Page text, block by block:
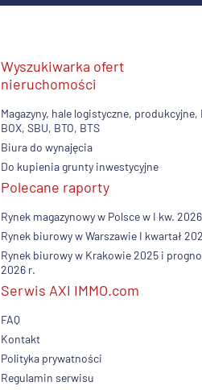
Wyszukiwarka ofert
nieruchomości
Magazyny, hale logistyczne, produkcyjne,
BOX, SBU, BTO, BTS
Biura do wynajęcia
Do kupienia grunty inwestycyjne
Polecane raporty
Rynek magazynowy w Polsce w I kw.
Rynek biurowy w Warszawie I kwartał
Rynek biurowy w Krakowie 2025 i
2026 r.
Serwis AXI IMMO.com
FAQ
Kontakt
Polityka prywatności
Regulamin serwisu